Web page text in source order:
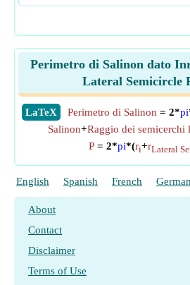
Perimetro di Salinon dato
Lateral Semicircle
​LaTeX Perimetro di Salinon = 2*pi
Salinon+Raggio dei semicerchi
P= 2*pi*(ri+rLateral
English Spanish French German
About
Contact
Disclaimer
Terms of Use